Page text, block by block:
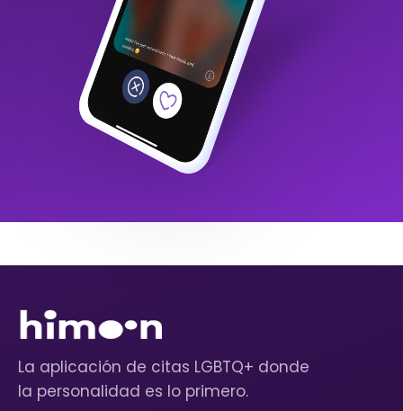
La aplicación de citas LGBTQ+ donde
la personalidad es lo primero.